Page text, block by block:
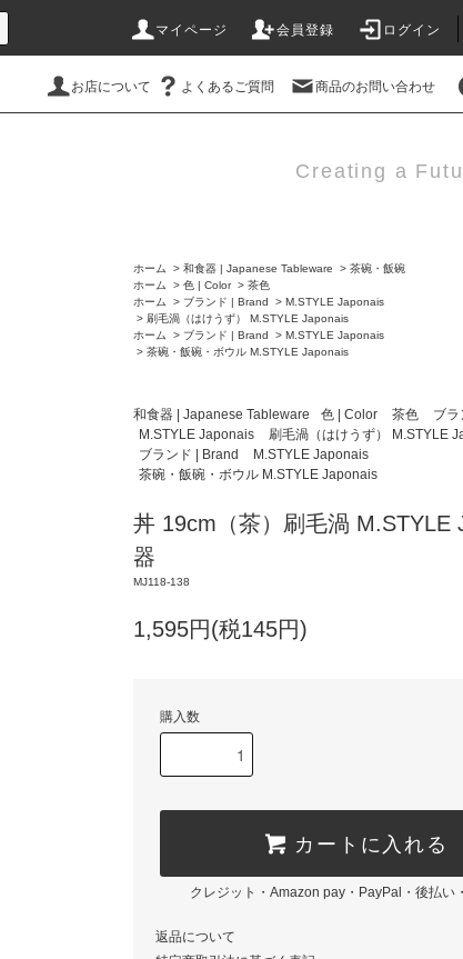
マイページ 会員登録 ログイン
お店について よくあるご質問 商品のお問い合わせ
Creating a
ホーム > 和食器 | Japanese Tableware > 茶碗・飯碗
ホーム
> 色 | Color > 茶色
ホーム
> ブランド | Brand > M.STYLE Japonais
> 刷毛渦（はけうず） M.STYLE Japonais
ホーム
> ブランド | Brand > M.STYLE Japonais
> 茶碗・飯碗・ボウル M.STYLE Japonais
和食器 | Japanese Tableware 色 | Color 茶色
ブラ
M.STYLE Japonais
刷毛渦（はけうず） M.STYLE
ブランド | Brand
M.STYLE Japonais
茶碗・飯碗・ボウル M.STYLE Japonais
丼 19cm（茶）刷毛渦 M.STYLE
器
MJ118-138
1,595円(税145円)
購入数
カートに入れる
クレジット・Amazon pay・PayPal・後払い
返品について